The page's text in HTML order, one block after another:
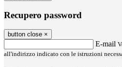
Recupero password
button close ×
E-mail
all'indirizzo indicato con le istruzioni